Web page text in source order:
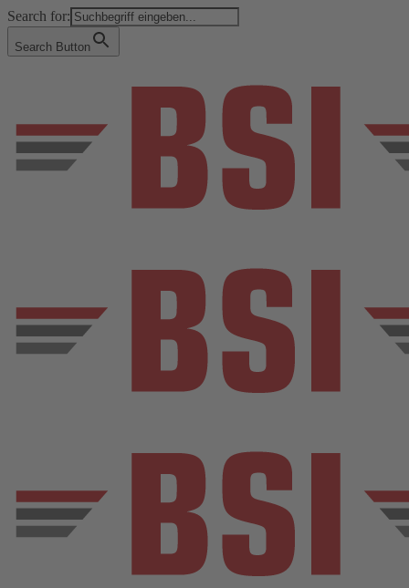
Search for:
Search Button